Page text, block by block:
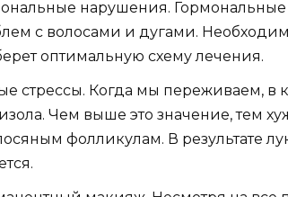
нарушения.
с волосами и дугами.
оптимальную схему лечения.
стрессы. Когда мы переживаем, в
Чем выше это значение, тем
фолликулам. В результате